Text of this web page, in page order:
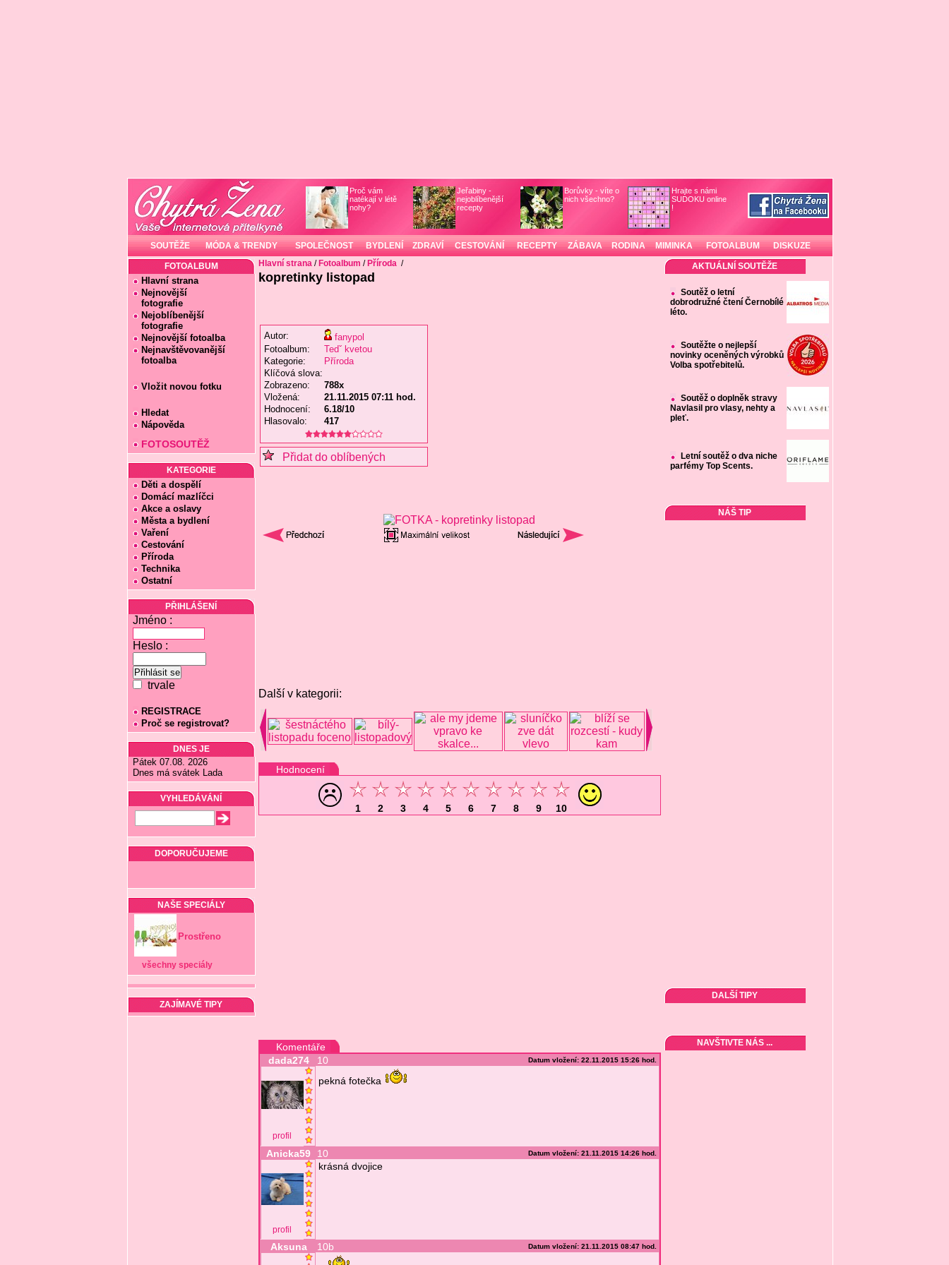
Proč vám
natékají v létě
nohy?
Jeřabiny -
nejoblíbenější
recepty
Borůvky - víte o
nich všechno?
Hrajte s námi
SUDOKU online
!
SOUTĚŽE MÓDA & TRENDY SPOLEČNOST BYDLENÍ ZDRAVÍ CESTOVÁNÍ RECEPTY ZÁBAVA RODINA MIMINKA FOTOALBUM DISKUZE
FOTOALBUM
Hlavní strana
Nejnovější
fotografie
Nejoblíbenější
fotografie
Nejnovější fotoalba
Nejnavštěvovanější
fotoalba
Vložit novou fotku
Hledat
Nápověda
FOTOSOUTĚŽ
KATEGORIE
Děti a dospělí
Domácí mazlíčci
Akce a oslavy
Města a bydlení
Vaření
Cestování
Příroda
Technika
Ostatní
PŘIHLÁŠENÍ
Jméno :
Heslo :
trvale
REGISTRACE
Proč se registrovat?
DNES JE
Pátek 07.08. 2026
Dnes má svátek Lada
VYHLEDÁVÁNÍ
DOPORUČUJEME
NAŠE SPECIÁLY
Prostřeno
všechny speciály
ZAJÍMAVÉ TIPY
Hlavní strana/ Fotoalbum / Příroda /
kopretinky listopad
Autor:
fanypol
Fotoalbum:
Tedˇ kvetou
Kategorie:
Příroda
Klíčová slova:
Zobrazeno:
788x
Vložená:
21.11.2015 07:11 hod.
Hodnocení:
6.18/10
Hlasovalo:
417
Přidat do oblíbených
Další v kategorii:
Hodnocení
1 2 3 4 5 6 7 8 9 10
Komentáře
dada274
10 Datum vložení: 22.11.2015 15:26 hod.
profil
pekná fotečka
Anicka59 10 Datum vložení: 21.11.2015 14:26 hod.
profil
krásná dvojice
Aksuna 10b Datum vložení: 21.11.2015 08:47 hod.
AKTUÁLNÍ SOUTĚŽE
Soutěž o letní
dobrodružné čtení Černobílé
léto.
Soutěžte o nejlepší
novinky oceněných výrobků
Volba spotřebitelů.
Soutěž o doplněk stravy
Navlasil pro vlasy, nehty a
pleť.
Letní soutěž o dva niche
parfémy Top Scents.
NÁŠ TIP
DALŠÍ TIPY
NAVŠTIVTE NÁS ...